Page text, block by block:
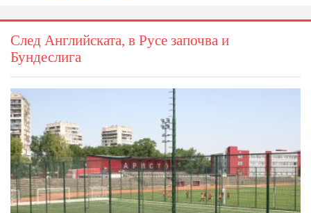
След Английската, в Русе започва и
Бундеслига